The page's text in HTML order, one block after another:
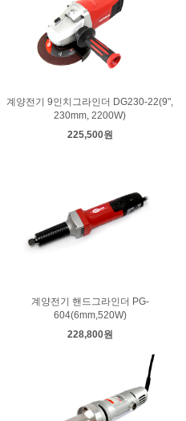
계양전기 9인치그라인더 DG230-22(9",
230mm, 2200W)
225,500원
계양전기 핸드그라인더 PG-
604(6mm,520W)
228,800원